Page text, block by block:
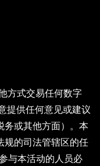
方式交易任何数字
提供任何意见或建议
务或其他方面）。本
规的司法管辖区的任
与本活动的人员必